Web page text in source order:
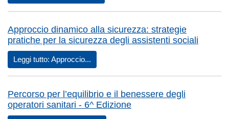
Approccio dinamico alla sicurezza: strategie
pratiche per la sicurezza degli assistenti sociali
Leggi tutto: Approccio...
Percorso per l’equilibrio e il benessere degli
operatori sanitari - 6^ Edizione